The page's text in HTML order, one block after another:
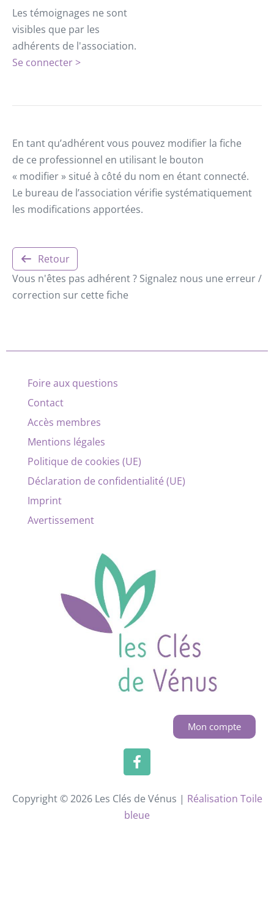
Les témoignages ne sont
visibles que par les
adhérents de l'association.
Se connecter >
En tant qu’adhérent vous pouvez modifier la fiche
de ce professionnel en utilisant le bouton
« modifier » situé à côté du nom en étant connecté.
Le bureau de l’association vérifie systématiquement
les modifications apportées.
Retour
Vous n'êtes pas adhérent ? Signalez nous une erreur /
correction sur cette fiche
Foire aux questions
Contact
Accès membres
Mentions légales
Politique de cookies (UE)
Déclaration de confidentialité (UE)
Imprint
Avertissement
Mon compte
Copyright © 2026 Les Clés de Vénus | Réalisation Toile
bleue